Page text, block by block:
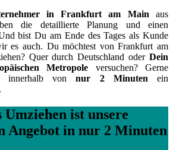
in Frankfurt am Main aus
die detaillierte Planung und einen
bist Du am Ende des Tages als Kunde
es auch. Du möchtest von Frankfurt am
Quer durch Deutschland oder Dein
Metropole versuchen? Gerne
innerhalb vonnur 2 Minuten ein
Umziehen ist unsere
Angebot in nur 2 Minuten